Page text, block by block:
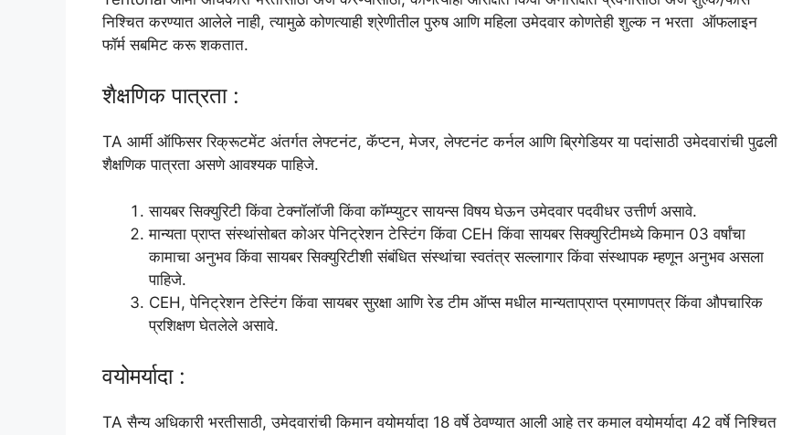
निश्चित करण्यात आलेले नाही, त्यामुळे कोणत्याही श्रेणीतील पुरुष आणि महिला उमेदवार कोणतेही शुल्क न भरता ऑफलाइन
फॉर्म सबमिट करू शकतात.
शैक्षणिक पात्रता :
TA आर्मी ऑफिसर रिक्रूटमेंट अंतर्गत लेफ्टनंट, कॅप्टन, मेजर, लेफ्टनंट कर्नल आणि ब्रिगेडियर या पदांसाठी उमेदवारांची पुढली
शैक्षणिक पात्रता असणे आवश्यक पाहिजे.
सायबर सिक्युरिटी किंवा टेक्नॉलॉजी किंवा कॉम्प्युटर सायन्स विषय घेऊन उमेदवार पदवीधर उत्तीर्ण असावे.
मान्यता प्राप्त संस्थांसोबत कोअर पेनिट्रेशन टेस्टिंग किंवा CEH किंवा सायबर सिक्युरिटीमध्ये किमान 03 वर्षांचा
कामाचा अनुभव किंवा सायबर सिक्युरिटीशी संबंधित संस्थांचा स्वतंत्र सल्लागार किंवा संस्थापक म्हणून अनुभव असला
पाहिजे.
CEH, पेनिट्रेशन टेस्टिंग किंवा सायबर सुरक्षा आणि रेड टीम ऑप्स मधील मान्यताप्राप्त प्रमाणपत्र किंवा औपचारिक
प्रशिक्षण घेतलेले असावे.
वयोमर्यादा :
TA सैन्य अधिकारी भरतीसाठी, उमेदवारांची किमान वयोमर्यादा 18 वर्षे ठेवण्यात आली आहे तर कमाल वयोमर्यादा 42 वर्षे निश्चित